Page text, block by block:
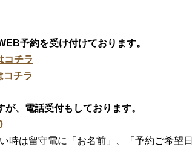
予約を受け付けております。
コチラ
コチラ
、電話受付もしております。
時は留守電に「お名前」、「予約ご希望日